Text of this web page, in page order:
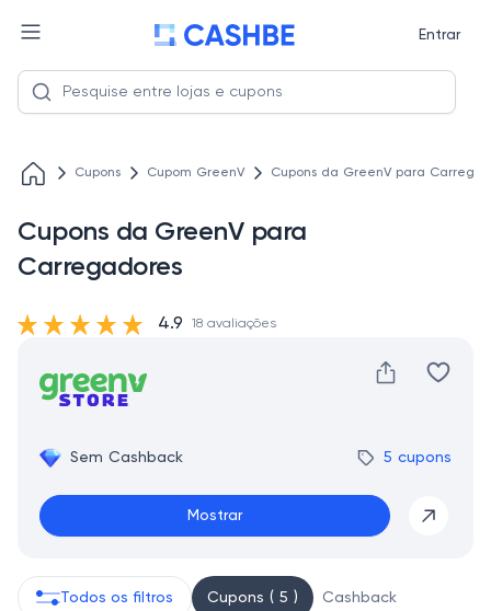
Entrar
Cupons Cupom GreenV Cupons da GreenV para
Cupons da GreenV para
Carregadores
Sem Cashback 5 cupons
Mostrar
4.9 18 avaliações
Todos os filtros Cupons ( 5 ) Cashback